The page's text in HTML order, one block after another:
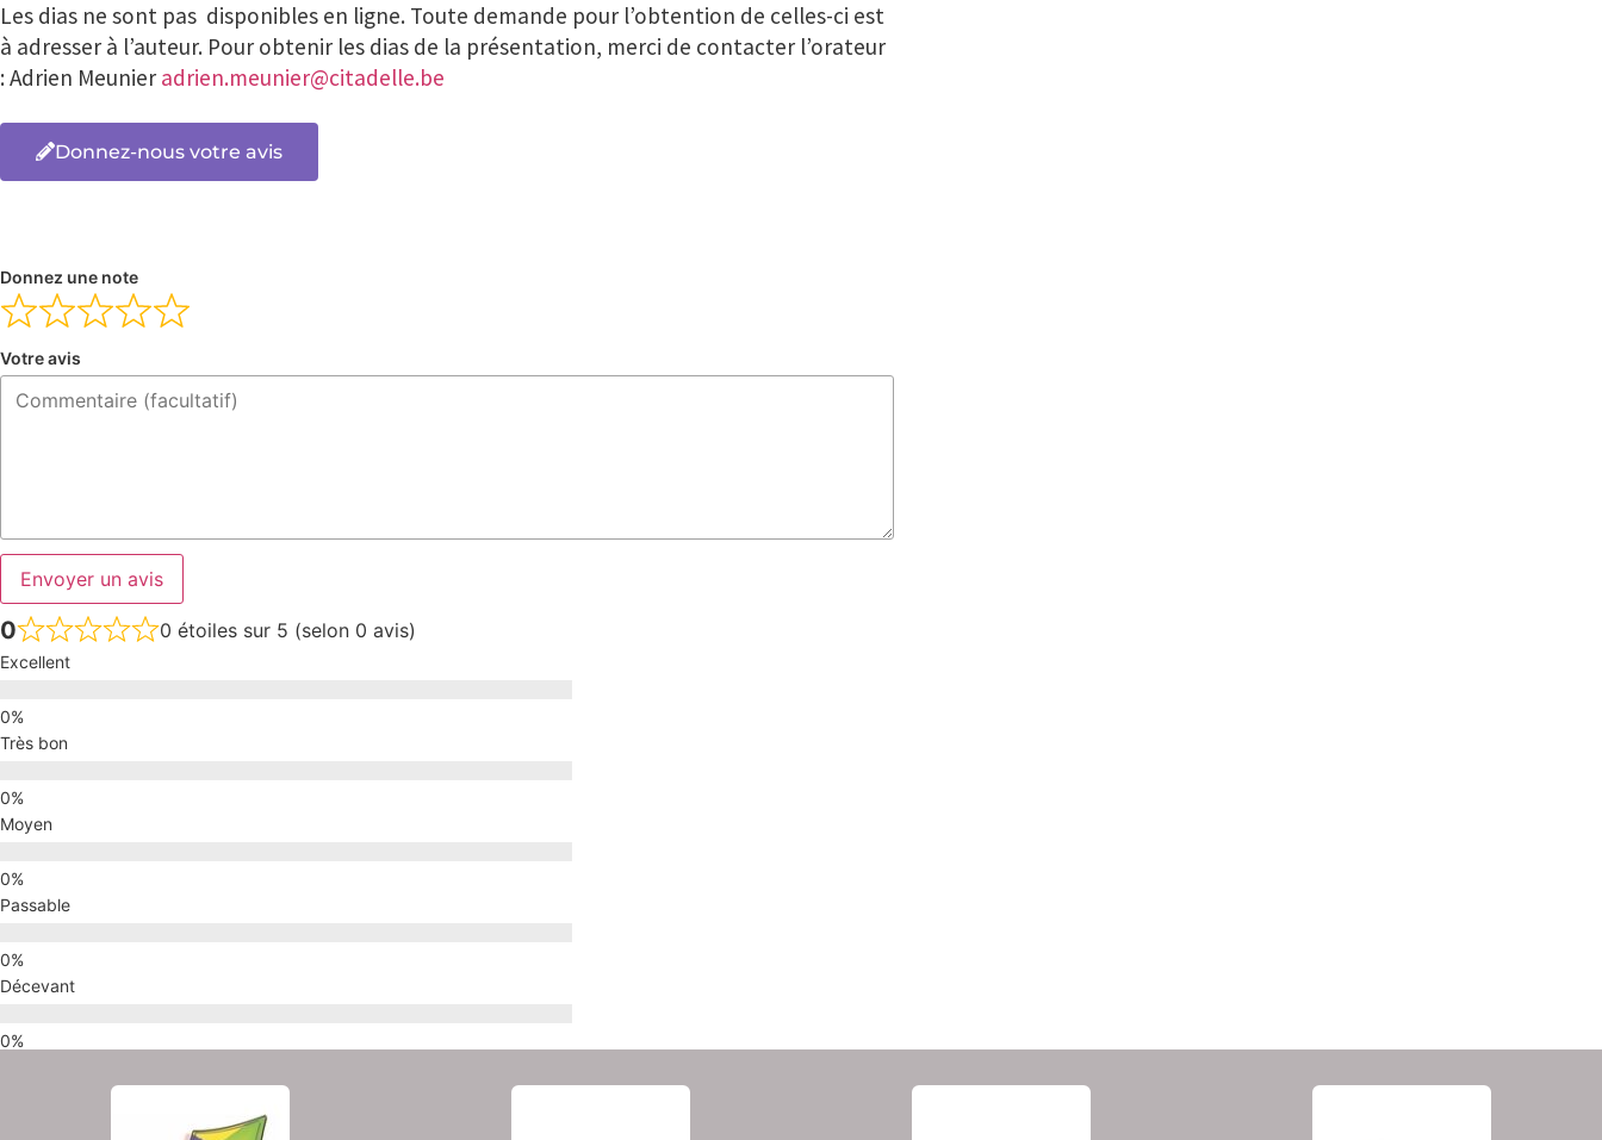
Les dias ne sont pas disponibles en ligne. Toute demande pour l’obtention de celles-ci est
à adresser à l’auteur. Pour obtenir les dias de la présentation, merci de contacter l’orateur
: Adrien Meunier adrien.meunier@citadelle.be
Donnez-nous votre avis
Donnez une note
Votre avis
Envoyer un avis
0 0 étoiles sur 5 (selon 0 avis)
Excellent
Très bon
Moyen
Passable
Décevant